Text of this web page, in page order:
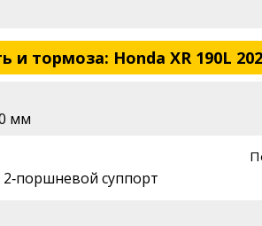
и тормоза: Honda XR 190L
мм
2‑поршневой суппорт